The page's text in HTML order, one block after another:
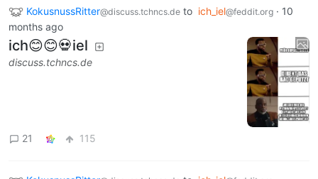
KokusnussRitter@discuss.tchncs.de to ich_iel@feddit.org · 10
months ago
ich😊😊💀iel
discuss.tchncs.de
21 115